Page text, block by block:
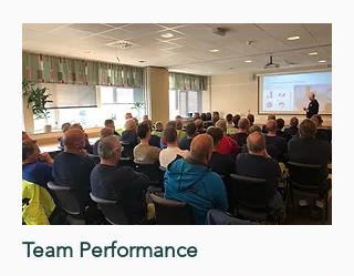
Team Performance